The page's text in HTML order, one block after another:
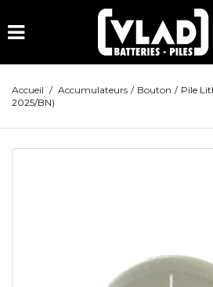
Accueil / Accumulateurs / Bouton / Pile
2025/BN)